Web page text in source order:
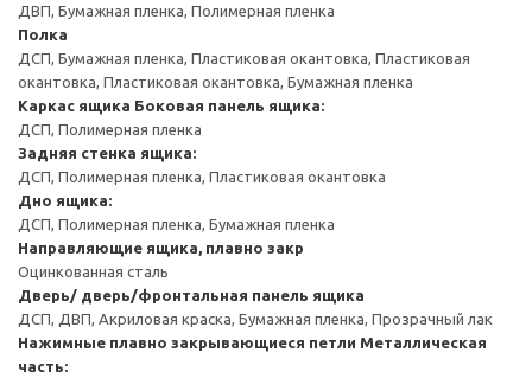
ДВП, Бумажная пленка, Полимерная пленка
Полка
ДСП, Бумажная пленка, Пластиковая окантовка, Пластиковая
окантовка, Пластиковая окантовка, Бумажная пленка
Каркас ящика Боковая панель ящика:
ДСП, Полимерная пленка
Задняя стенка ящика:
ДСП, Полимерная пленка, Пластиковая окантовка
Дно ящика:
ДСП, Полимерная пленка, Бумажная пленка
Направляющие ящика, плавно закр
Оцинкованная сталь
Дверь/ дверь/фронтальная панель ящика
ДСП, ДВП, Акриловая краска, Бумажная пленка, Прозрачный лак
Нажимные плавно закрывающиеся петли Металлическая
часть: